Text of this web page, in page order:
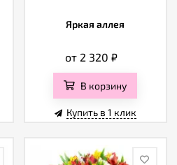
Яркая аллея
от 2 320 ₽
В корзину
Купить в 1 клик